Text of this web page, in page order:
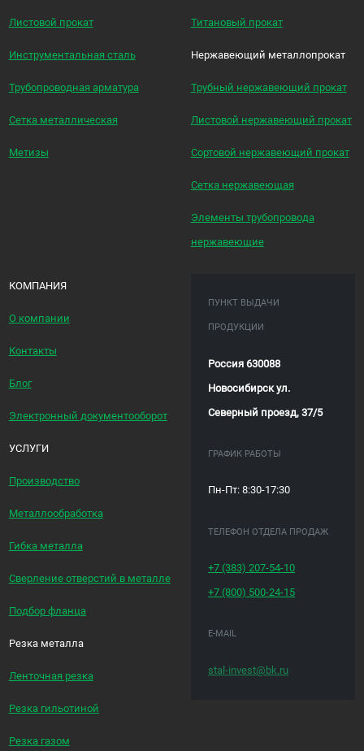
Листовой прокат
Инструментальная сталь
Трубопроводная арматура
Сетка металлическая
Метизы
Титановый прокат
Нержавеющий металлопрокат
Трубный нержавеющий прокат
Листовой нержавеющий прокат
Сортовой нержавеющий прокат
Сетка нержавеющая
Элементы трубопровода
нержавеющие
КОМПАНИЯ
О компании
Контакты
Блог
Электронный документооборот
УСЛУГИ
Производство
Металлообработка
Гибка металла
Сверление отверстий в металле
Подбор фланца
Резка металла
Ленточная резка
Резка гильотиной
Резка газом
ПУНКТ ВЫДАЧИ
ПРОДУКЦИИ
Россия 630088
Новосибирск ул.
Северный проезд, 37/5
ГРАФИК РАБОТЫ
Пн-Пт: 8:30-17:30
ТЕЛЕФОН ОТДЕЛА ПРОДАЖ
+7 (383)207-54-10
+7 (800) 500-24-15
E-MAIL
stal-invest@bk.ru